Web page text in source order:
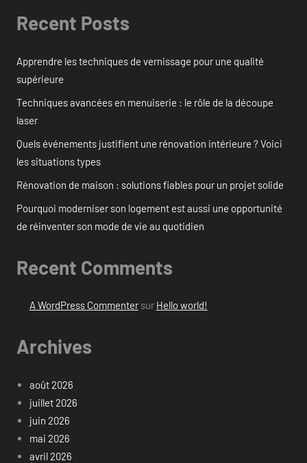
Recent Posts
Apprendre les techniques de vernissage pour une qualité
supérieure
Techniques avancées en menuiserie : le rôle de la découpe
laser
Quels événements justifient une rénovation intérieure ? Voici
les situations types
Rénovation de maison : solutions fiables pour un projet solide
Pourquoi moderniser son logement est aussi une opportunité
de réinventer son mode de vie au quotidien
Recent Comments
A WordPress Commentersur Hello world!
Archives
août 2026
juillet 2026
juin 2026
mai 2026
avril 2026